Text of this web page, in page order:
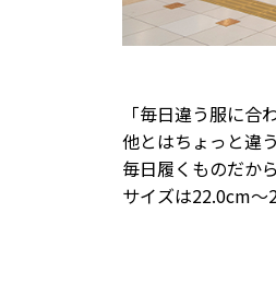
「毎日違う服に合
他とはちょっと違
毎日履くものだか
サイズは22.0cm～